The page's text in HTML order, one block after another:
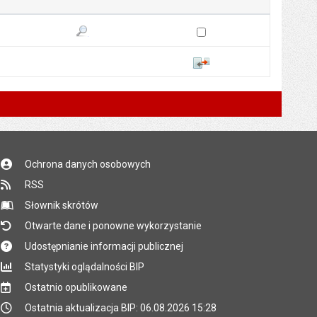
Pokaż podgląd wersji z dnia 15.01.2025 11:46
Zaznacz wersję do
Ochrona danych osobowych
RSS
Słownik skrótów
Otwarte dane i ponowne wykorzystanie
Udostępnianie informacji publicznej
Statystyki oglądalności BIP
Ostatnio opublikowane
Ostatnia aktualizacja BIP: 06.08.2026 15:28